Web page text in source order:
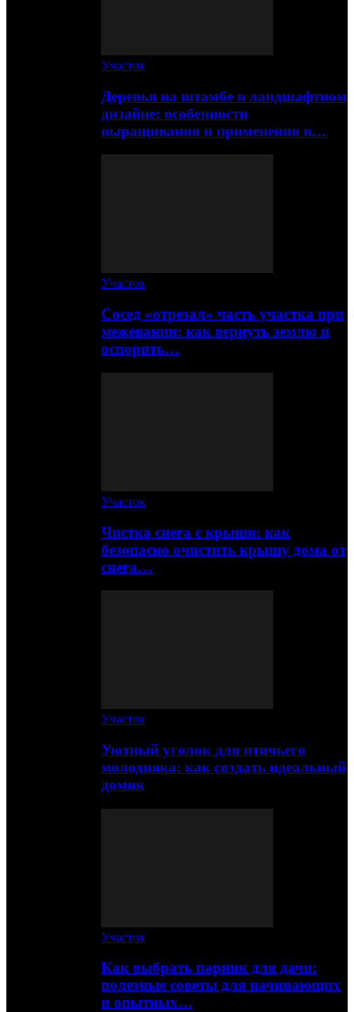
Участок
Деревья на штамбе в ландшафтном
дизайне: особенности
выращивания и применения в…
Участок
Сосед «отрезал» часть участка при
межевании: как вернуть землю и
оспорить…
Участок
Чистка снега с крыши: как
безопасно очистить крышу дома от
снега…
Участок
Уютный уголок для птичьего
молодняка: как создать идеальный
домик
Участок
Как выбрать парник для дачи:
полезные советы для начинающих
и опытных…